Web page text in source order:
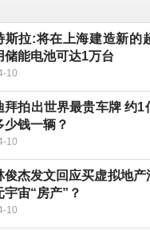
斯拉:将在上海建造新的
储能电池可达1万台
10
拜拍出世界最贵车牌 约1
少钱一辆？
10
俊杰发文回应买虚拟地产
宇宙“房产”？
10